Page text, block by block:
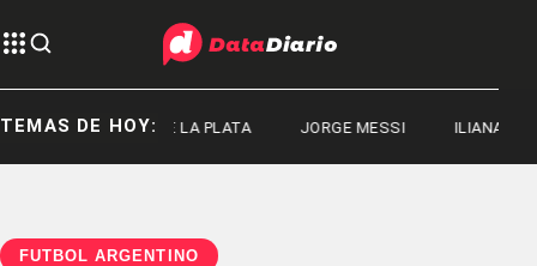
TEMAS DE HOY:
NACIONAL DE LA PLATA JORGE MESSI ILIANA LICK
FÚTBOL ARGENTINO